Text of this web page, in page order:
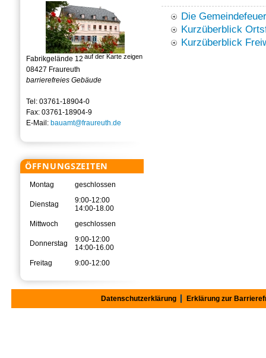
Die
Kurzüberblick
Kurzüberblick
auf der Karte zeigen
Fabrikgelände 12
08427 Fraureuth
barrierefreies Gebäude
Tel: 03761-18904-0
Fax: 03761-18904-9
E-Mail: bauamt@fraureuth.de
ÖFFNUNGSZEITEN
Montag geschlossen
Dienstag
9:00-12:00
14:00-18.00
Mittwoch
geschlossen
Donnerstag
9:00-12:00
14:00-16.00
Freitag
9:00-12:00
Datenschutzerklärung Erklärung zur